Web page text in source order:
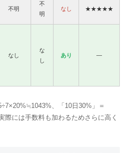
不明
不
明
なし ★★★★★
なし
な
し
あり —
、「10日30%」＝
際には手数料も加わるためさらに高く